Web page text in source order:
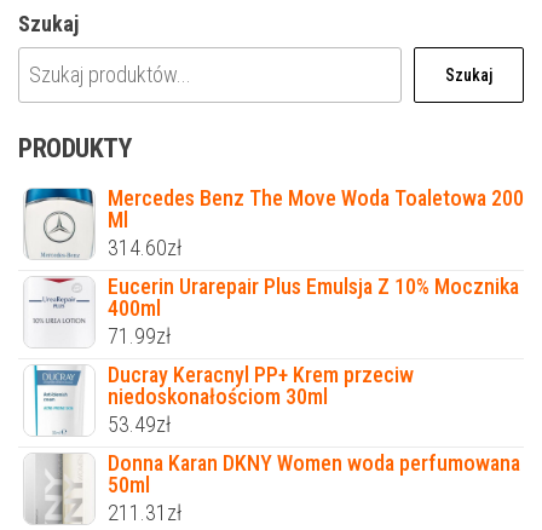
Szukaj
Szukaj
PRODUKTY
Mercedes Benz The Move Woda Toaletowa 200
Ml
314.60zł
Eucerin Urarepair Plus Emulsja Z 10% Mocznika
400ml
71.99zł
Ducray Keracnyl PP+ Krem przeciw
niedoskonałościom 30ml
53.49zł
Donna Karan DKNY Women woda perfumowana
50ml
211.31 zł